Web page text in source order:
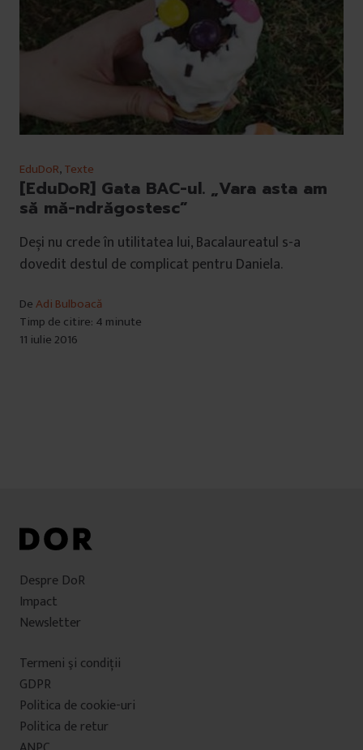
EduDoR,Texte
[EduDoR] Gata BAC-ul. „Vara asta am
să mă-ndrăgostesc”
Deși nu crede în utilitatea lui, Bacalaureatul s-a
dovedit destul de complicat pentru Daniela.
DeAdi Bulboacă
Timp de citire: 4 minute
11 iulie 2016
Despre DoR
Impact
Newsletter
Termeni şi condiţii
GDPR
Politica de cookie-uri
Politica de retur